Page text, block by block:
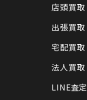
店頭買取
出張買取
宅配買取
法人買取
LINE査定